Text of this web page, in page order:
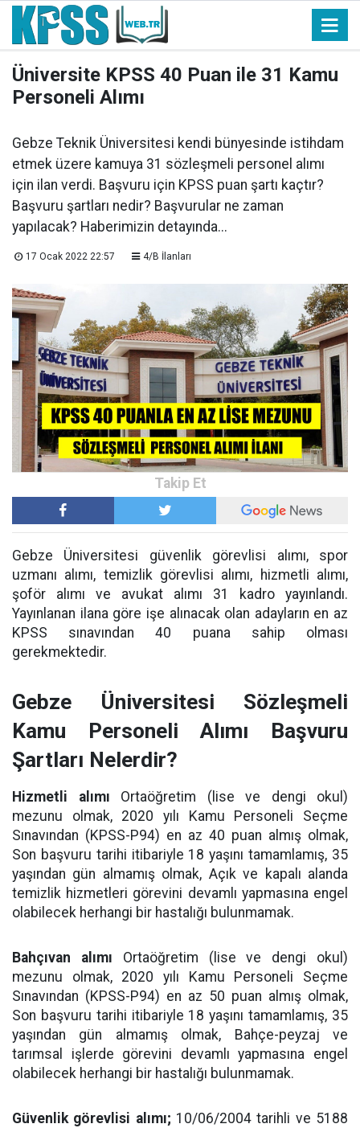
Üniversite KPSS 40 Puan ile 31 Kamu
Personeli Alımı
Gebze Teknik Üniversitesi kendi bünyesinde istihdam
etmek üzere kamuya 31 sözleşmeli personel alımı
için ilan verdi. Başvuru için KPSS puan şartı kaçtır?
Başvuru şartları nedir? Başvurular ne zaman
yapılacak? Haberimizin detayında...
17 Ocak 2022 22:57 4/B İlanları
Gebze Üniversitesi güvenlik görevlisi alımı, spor
uzmanı alımı, temizlik görevlisi alımı, hizmetli alımı,
şoför alımı ve avukat alımı 31 kadro yayınlandı.
Yayınlanan ilana göre işe alınacak olan adayların en az
KPSS sınavından 40 puana sahip olması
gerekmektedir.
Gebze Üniversitesi Sözleşmeli
Kamu Personeli Alımı Başvuru
Şartları Nelerdir?
Hizmetli alımı Ortaöğretim (lise ve dengi okul)
mezunu olmak, 2020 yılı Kamu Personeli Seçme
Sınavından (KPSS-P94) en az 40 puan almış olmak,
Son başvuru tarihi itibariyle 18 yaşını tamamlamış, 35
yaşından gün almamış olmak, Açık ve kapalı alanda
temizlik hizmetleri görevini devamlı yapmasına engel
olabilecek herhangi bir hastalığı bulunmamak.
Bahçıvan alımı Ortaöğretim (lise ve dengi okul)
mezunu olmak, 2020 yılı Kamu Personeli Seçme
Sınavından (KPSS-P94) en az 50 puan almış olmak,
Son başvuru tarihi itibariyle 18 yaşını tamamlamış, 35
yaşından gün almamış olmak, Bahçe-peyzaj ve
tarımsal işlerde görevini devamlı yapmasına engel
olabilecek herhangi bir hastalığı bulunmamak.
Güvenlik görevlisi alımı; 10/06/2004 tarihli ve 5188